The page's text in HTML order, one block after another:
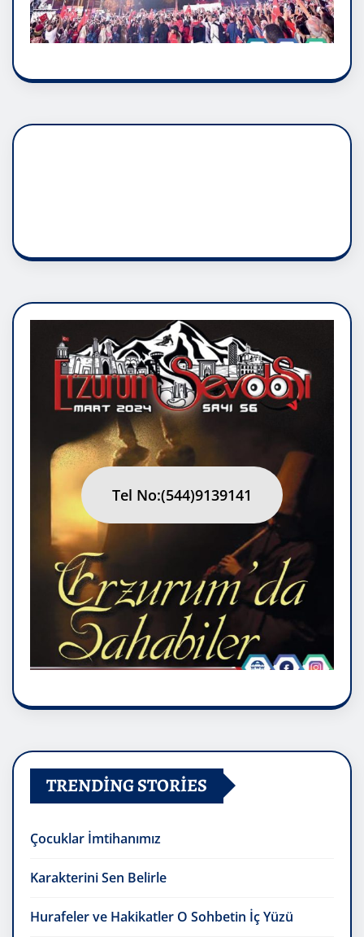
Tel No:(544)9139141
TRENDING STORIES
Çocuklar İmtihanımız
Karakterini Sen Belirle
Hurafeler ve Hakikatler O Sohbetin İç Yüzü